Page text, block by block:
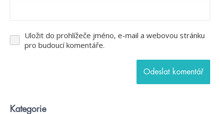
Uložit do prohlížeče jméno, e-mail a webovou stránku
pro budoucí komentáře.
Kategorie